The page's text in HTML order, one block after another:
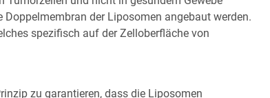
der Liposomen angebaut werden.
spezifisch auf der Zelloberfläche von
zu garantieren, dass die Liposomen